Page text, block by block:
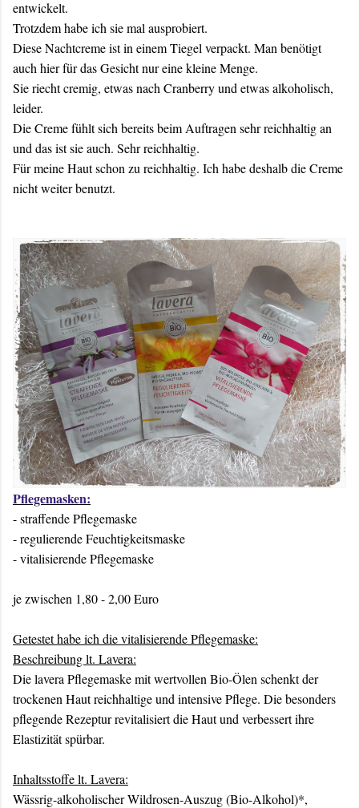
entwickelt.
Trotzdem habe ich sie mal ausprobiert.
Diese Nachtcreme ist in einem Tiegel verpackt. Man benötigt
auch hier für das Gesicht nur eine kleine Menge.
Sie riecht cremig, etwas nach Cranberry und etwas alkoholisch,
leider.
Die Creme fühlt sich bereits beim Auftragen sehr reichhaltig an
und das ist sie auch. Sehr reichhaltig.
Für meine Haut schon zu reichhaltig. Ich habe deshalb die Creme
nicht weiter benutzt.
Pflegemasken:
- straffende Pflegemaske
- regulierende Feuchtigkeitsmaske
- vitalisierende Pflegemaske
je zwischen 1,80 - 2,00 Euro
Getestet habe ich die vitalisierende Pflegemaske:
Beschreibung lt. Lavera:
Die lavera Pflegemaske mit wertvollen Bio-Ölen schenkt der
trockenen Haut reichhaltige und intensive Pflege. Die besonders
pflegende Rezeptur revitalisiert die Haut und verbessert ihre
Elastizität spürbar.
Inhaltsstoffe lt. Lavera:
Wässrig-alkoholischer Wildrosen-Auszug (Bio-Alkohol)*,